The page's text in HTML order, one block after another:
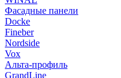
Фасадные панели
Docke
Fineber
Nordside
Vox
Альта-профиль
GrandLine